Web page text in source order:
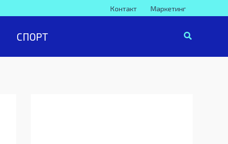
Контакт Маркетинг
СПОРТ